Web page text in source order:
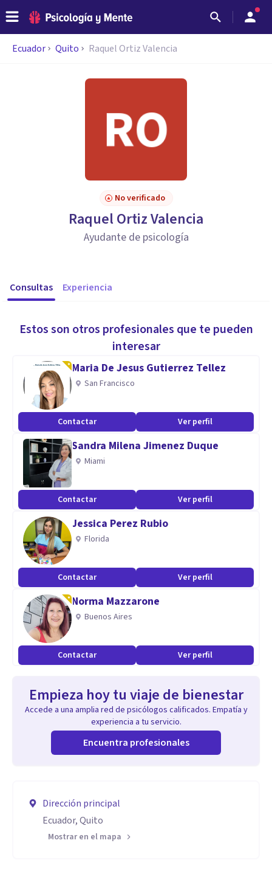
Ecuador Quito Raquel Ortiz Valencia
No verificado
Raquel Ortiz Valencia
Ayudante de psicología
Consultas Experiencia
Estos son otros profesionales que te pueden
interesar
Maria De Jesus Gutierrez Tellez
San Francisco
Contactar Ver perfil
Sandra Milena Jimenez Duque
Miami
Contactar Ver perfil
Jessica Perez Rubio
Florida
Contactar Ver perfil
Norma Mazzarone
Buenos Aires
Contactar Ver perfil
Empieza hoy tu viaje de bienestar
Accede a una amplia red de psicólogos calificados. Empatía y
experiencia a tu servicio.
Encuentra profesionales
Dirección principal
Ecuador, Quito
Mostrar en el mapa